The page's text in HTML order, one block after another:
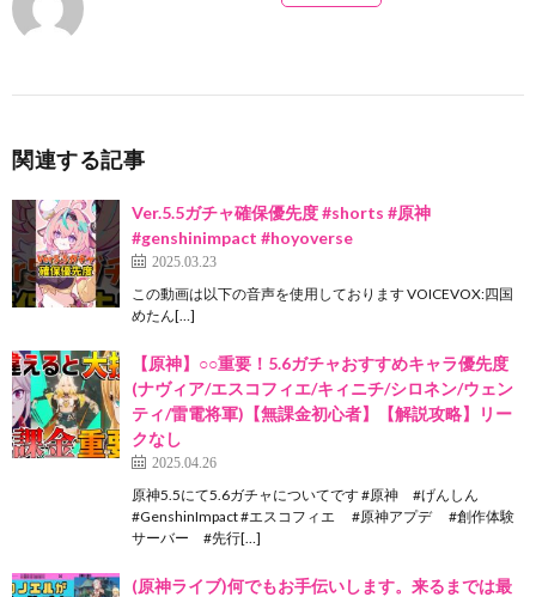
関連する記事
Ver.5.5ガチャ確保優先度 #shorts #原神
#genshinimpact #hoyoverse
2025.03.23
この動画は以下の音声を使用しております VOICEVOX:四国
めたん[…]
【原神】○○重要！5.6ガチャおすすめキャラ優先度
(ナヴィア/エスコフィエ/キィニチ/シロネン/ウェン
ティ/雷電将軍)【無課金初心者】【解説攻略】リー
クなし
2025.04.26
原神5.5にて5.6ガチャについてです #原神 #げんしん
#GenshinImpact #エスコフィエ #原神アプデ #創作体験
サーバー #先行[…]
(原神ライブ)何でもお手伝いします。来るまでは最